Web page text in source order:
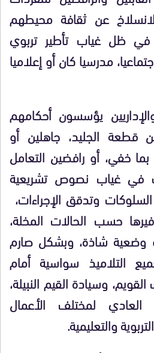
عن ثقافة محيطهم
في ظل غياب تأطير تربوي
مدرسيا كان أو إعلاميا
يؤسسون أحكامهم
قطعة الجليد، جاهلين أو
بما خفي، أو رافضين التعامل
غياب نصوص تشريعية
وتدقق الإجراءات،
حسب الحالات المخلة،
وضعية شاذة، وبشكل صارم
التلاميذ سواسية أمام
وسيادة القيم النبيلة،
لمختلف الأعمال
والتعليمية.